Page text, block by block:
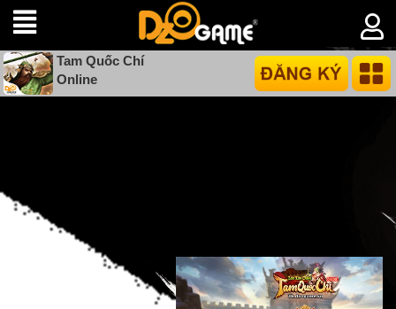
Tam Quốc Chí
Online